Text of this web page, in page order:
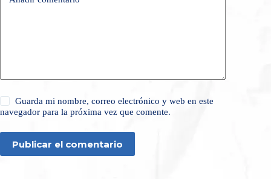
Guarda mi nombre, correo electrónico y web en este
navegador para la próxima vez que comente.
Publicar el comentario